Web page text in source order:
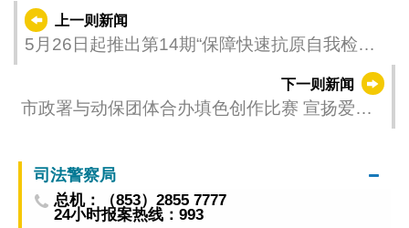
上一则新闻
5月26日起推出第14期“保障快速抗原自我检测
下一则新闻
市政署与动保团体合办填色创作比赛 宣扬爱护
司法警察局
总机：（853）2855 7777
24小时报案热线：993